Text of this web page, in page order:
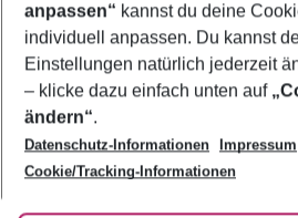
Footer
Footer navigation
Über uns
AGB
Bestpreisgarantie
Cookie-Einstellungen ändern
Cookie-Richtlinie
Agenturbetreuung
Barrierefreies Reisen
Folge uns
anpassen“ kannst du deine
individuell anpassen. Du kannst
Einstellungen natürlich jederzeit
– klicke dazu einfach unten auf
ändern“.
Datenschutz-Informationen
Impressum
Cookie/Tracking-Informationen